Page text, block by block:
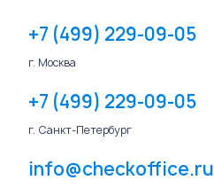
+7 (499) 229-09-05
г. Москва
+7 (499) 229-09-05
г. Санкт-Петербург
info@checkoffice.ru